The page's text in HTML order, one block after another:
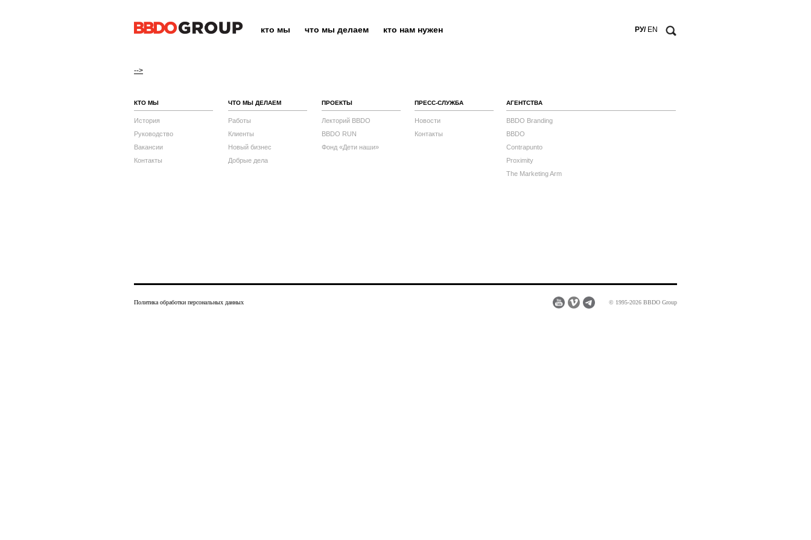
кто мы что мы делаем кто нам нужен РУ/ EN
-->
КТО МЫ
История
Руководство
Вакансии
Контакты
ЧТО МЫ ДЕЛАЕМ
Работы
Клиенты
Новый бизнес
Добрые дела
ПРОЕКТЫ
Лекторий BBDO
BBDO RUN
Фонд «Дети наши»
ПРЕСС-СЛУЖБА
Новости
Контакты
АГЕНТСТВА
BBDO Branding
BBDO
Contrapunto
Proximity
The Marketing Arm
© 1995-2026 BBDO Group
Политика обработки персональных данных